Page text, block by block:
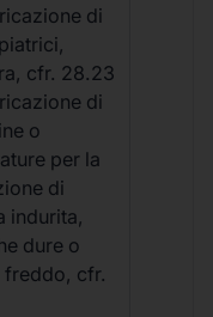
di
cfr. 28.23
di
o
per la
di
indurita,
dure o
freddo, cfr.